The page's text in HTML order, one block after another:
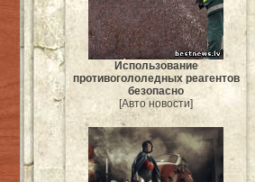
Использование
противогололедных реагентов
безопасно
[Авто новости]